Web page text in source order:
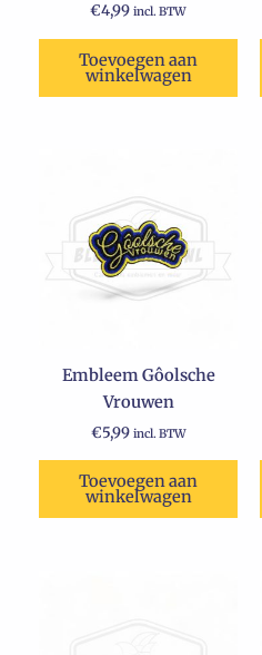
€4,99 incl. BTW
Toevoegen aan
winkelwagen
Embleem Gôolsche
Vrouwen
€5,99 incl. BTW
Toevoegen aan
winkelwagen